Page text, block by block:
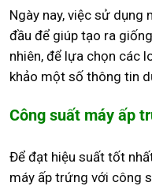
Ngày nay, việc sử dụng
đầu để giúp tạo ra
nhiên, để lựa chọn các
khảo một số thông tin
Công suất máy ấp
Để đạt hiệu suất tốt
máy ấp trứng với công